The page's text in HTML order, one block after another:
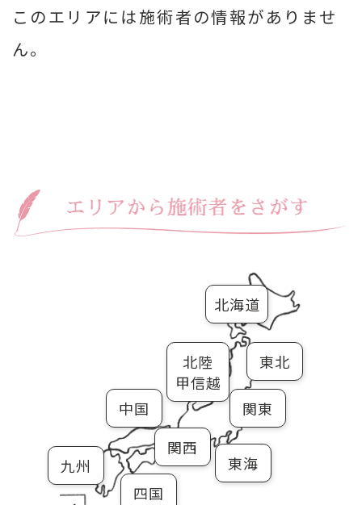
このエリアには施術者の情報がありませ
ん。
北海道
東北
北陸
甲信越
関東
東海
関西
中国
四国
九州